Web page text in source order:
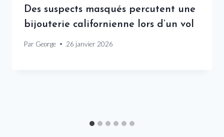
Des suspects masqués percutent une
bijouterie californienne lors d’un vol
Par George 26 janvier 2026